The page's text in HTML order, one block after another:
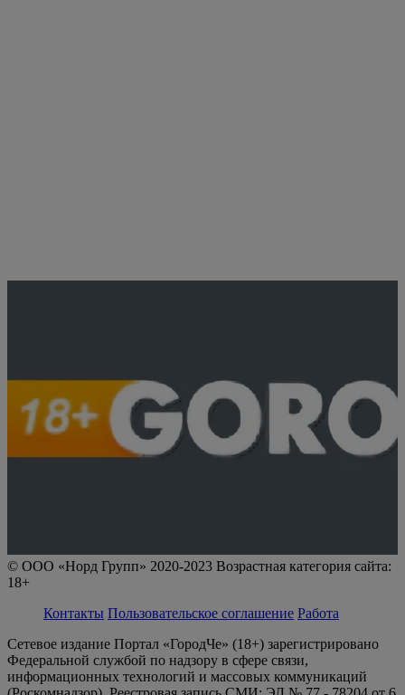
© ООО «Норд Групп» 2020-2023 Возрастная категория сайта:
18+
Контакты Пользовательское соглашение Работа
Сетевое издание Портал «ГородЧе» (18+) зарегистрировано
Федеральной службой по надзору в сфере связи,
информационных технологий и массовых коммуникаций